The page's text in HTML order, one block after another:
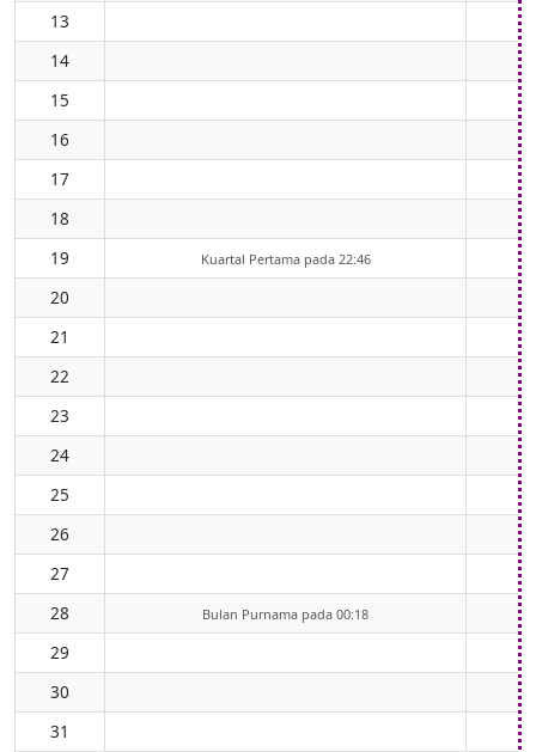
13
14
15
16
17
18
19
Kuartal Pertama pada 22:46
20
21
22
23
24
25
26
27
28
Bulan Purnama pada 00:18
29
30
31